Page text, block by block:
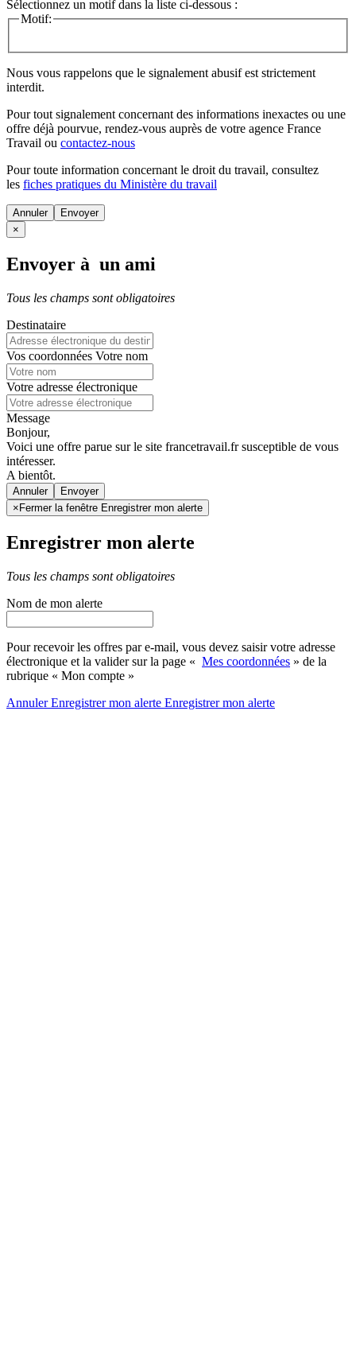
Sélectionnez un motif dans la liste ci-dessous :
Motif:
Nous vous rappelons que le signalement abusif est strictement
interdit.
Pour tout signalement concernant des informations inexactes ou une
offre déjà pourvue, rendez-vous auprès de votre agence France
Travail ou contactez-nous
Pour toute information concernant le droit du travail, consultez
les fiches pratiques du Ministère du travail
Annuler
×
Envoyer à un ami
Tous les champs sont obligatoires
Destinataire
Vos coordonnées Votre nom
Votre adresse électronique
Message
Bonjour,
Voici une offre parue sur le site francetravail.fr susceptible de vous
intéresser.
A bientôt.
Annuler
× Fermer la fenêtre Enregistrer mon alerte
Enregistrer mon alerte
Tous les champs sont obligatoires
Nom de mon alerte
Pour recevoir les offres par e-mail, vous devez saisir votre adresse
électronique et la valider sur la page « Mes coordonnées » de la
rubrique « Mon compte »
AnnulerEnregistrer mon alerte Enregistrermon alerte